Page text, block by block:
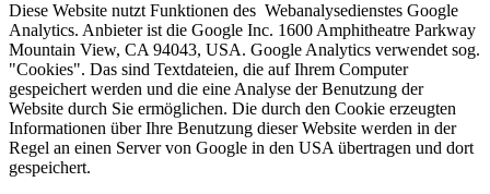
Diese Website nutzt Funktionen des Webanalysedienstes Google
Analytics. Anbieter ist die Google Inc. 1600 Amphitheatre Parkway
Mountain View, CA 94043, USA. Google Analytics verwendet sog.
"Cookies". Das sind Textdateien, die auf Ihrem Computer
gespeichert werden und die eine Analyse der Benutzung der
Website durch Sie ermöglichen. Die durch den Cookie erzeugten
Informationen über Ihre Benutzung dieser Website werden in der
Regel an einen Server von Google in den USA übertragen und dort
gespeichert.